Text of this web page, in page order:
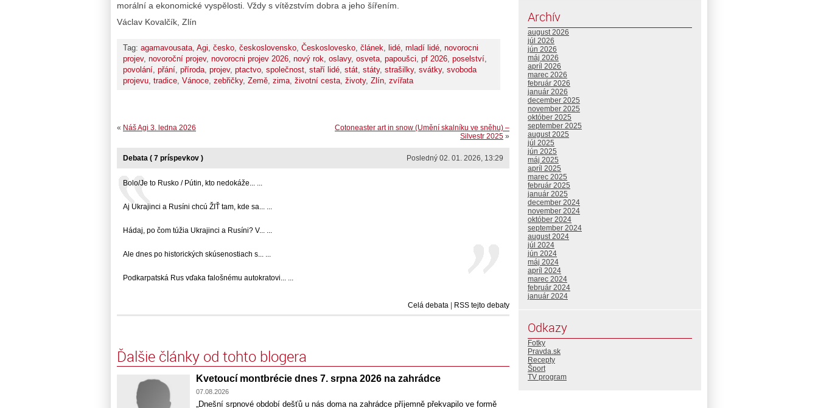
morální a ekonomické vyspělosti. Vždy s vítězstvím dobra a jeho šířením.
Václav Kovalčík, Zlín
Tag: agamavousata Agi česko československo Českoslovesko článek lidé mladí lidé novorocni
projev, novoroční projev, novorocni projev 2026 nový rok oslavy, osveta papoušci pf 2026 poselství
povolání přání příroda projev, ptactvo společnost staří lidé stát státy, strašilky, svátky, svoboda
projevu tradice Vánoce zebřičky, Země zima životní cesta životy, Zlín zvířata
Cotoneaster art in snow (Umění skalníku ve sněhu) –
Silvestr 2025 »
« Náš Agi 3. ledna 2026
Posledný 02. 01. 2026, 13:29
Debata ( 7 príspevkov )
Bolo/Je to Rusko / Pútin, kto nedokáže... ...
Aj Ukrajinci a Rusíni chcú ŽIŤ tam, kde sa... ...
Hádaj, po čom túžia Ukrajinci a Rusíni? V... ...
Ale dnes po historických skúsenostiach s... ...
Podkarpatská Rus vďaka falošnému autokratovi... ...
Celá debata | RSS tejto debaty
Ďalšie články od tohto blogera
Kvetoucí montbrécie dnes 7. srpna 2026 na zahrádce
07.08.2026
„Dnešní srpnové období dešťů u nás doma na zahrádce příjemně překvapilo ve formě
Archív
august 2026
júl 2026
jún 2026
máj 2026
apríl 2026
marec 2026
február 2026
január 2026
december 2025
november 2025
október 2025
september 2025
august 2025
júl 2025
jún 2025
máj 2025
apríl 2025
marec 2025
február 2025
január 2025
december 2024
november 2024
október 2024
september 2024
august 2024
júl 2024
jún 2024
máj 2024
apríl 2024
marec 2024
február 2024
január 2024
Odkazy
Fotky
Pravda.sk
Recepty
Šport
TV program